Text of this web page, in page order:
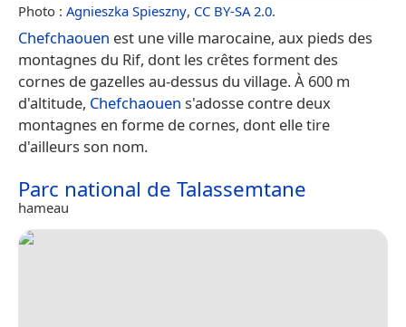
Photo : Agnieszka Spieszny, CC BY-SA 2.0.
Chefchaouen est une ville marocaine, aux pieds des
montagnes du Rif, dont les crêtes forment des
cornes de gazelles au-dessus du village. À 600 m
d'altitude, Chefchaouen s'adosse contre deux
montagnes en forme de cornes, dont elle tire
d'ailleurs son nom.
Parc national de Talassemtane
hameau